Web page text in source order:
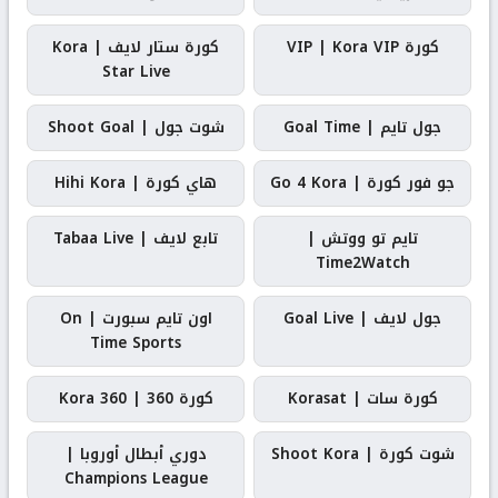
كورة VIP | Kora VIP
كورة ستار لايف | Kora
Star Live
جول تايم | Goal Time
شوت جول | Shoot Goal
جو فور كورة | Go 4 Kora
هاي كورة | Hihi Kora
تايم تو ووتش |
Time2Watch
تابع لايف | Tabaa Live
جول لايف | Goal Live
اون تايم سبورت | On
Time Sports
كورة سات | Korasat
كورة 360 | Kora 360
شوت كورة | Shoot Kora
دوري أبطال أوروبا |
Champions League